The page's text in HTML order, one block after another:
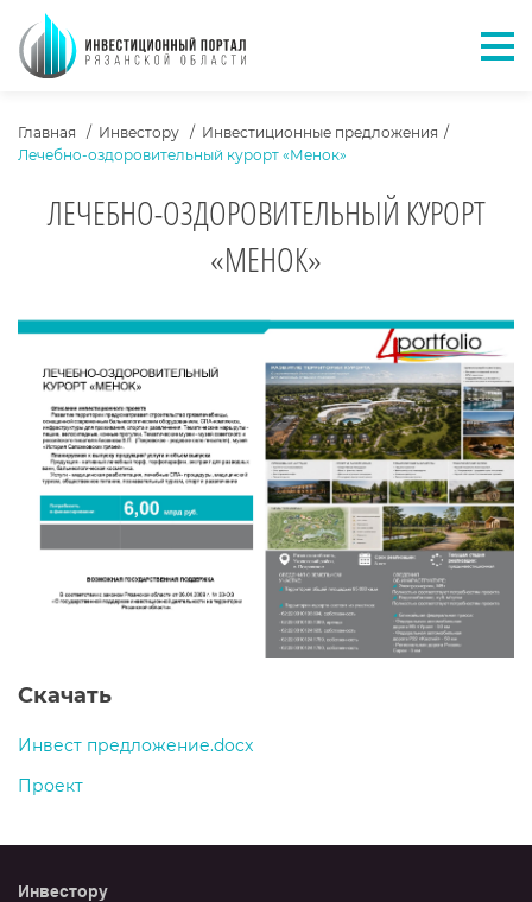
ХЛЕБНЫЕ КРОШКИ
Главная Инвестору
Инвестиционные предложения
Лечебно-оздоровительный курорт «Менок»
ЛЕЧЕБНО-ОЗДОРОВИТЕЛЬНЫЙ КУРОРТ
«МЕНОК»
О ПРОЕКТЕ
Скачать
Инвест предложение.docx
Проект
Инвестору